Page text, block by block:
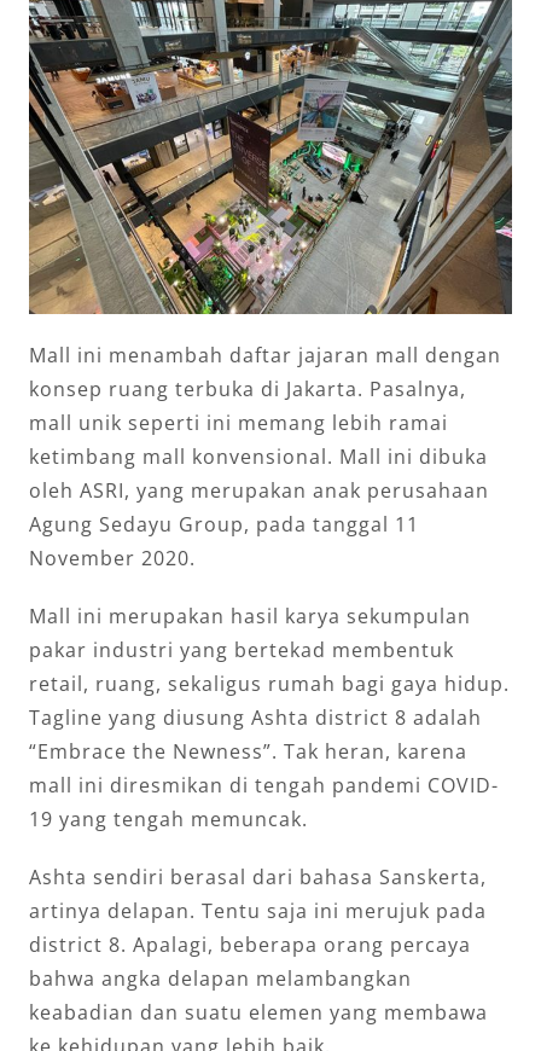
Mall ini menambah daftar jajaran mall dengan
konsep ruang terbuka di Jakarta. Pasalnya,
mall unik seperti ini memang lebih ramai
ketimbang mall konvensional. Mall ini dibuka
oleh ASRI, yang merupakan anak perusahaan
Agung Sedayu Group, pada tanggal 11
November 2020.
Mall ini merupakan hasil karya sekumpulan
pakar industri yang bertekad membentuk
retail, ruang, sekaligus rumah bagi gaya hidup.
Tagline yang diusung Ashta district 8 adalah
“Embrace the Newness”. Tak heran, karena
mall ini diresmikan di tengah pandemi COVID-
19 yang tengah memuncak.
Ashta sendiri berasal dari bahasa Sanskerta,
artinya delapan. Tentu saja ini merujuk pada
district 8. Apalagi, beberapa orang percaya
bahwa angka delapan melambangkan
keabadian dan suatu elemen yang membawa